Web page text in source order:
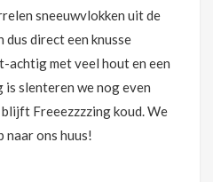
sneeuwvlokken uit de
dus direct een knusse
achtig met veel hout en een
slenteren we nog even
Freeezzzzing koud. We
naar ons huus!